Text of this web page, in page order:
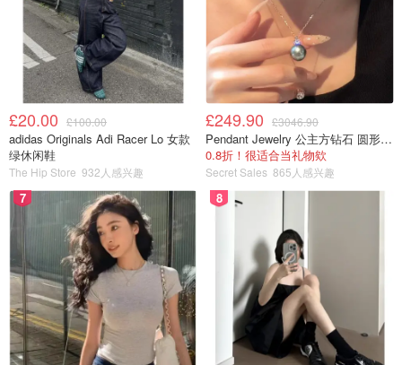
看起来做法很复杂，其实也只是拌一拌酱料，主要工作还是
电锅辛苦😜
🌐以下开始无脑凉菜料理～
莎莎酱豆腐🥫
材料：
豆腐一盒、柴鱼酱油1大勺、蒜1-2瓣切末、香菜2根切末、
番茄数颗或西红柿半颗切小块、柠檬汁3ml
做法：
£20.00 £100.00
adidas Originals Adi Racer Lo 女款
绿休闲鞋
The Hip Store 932人感兴趣
£249.90 £3046.90
Pendant Jewelry 公主方钻石 圆形大溪地珍珠吊坠 11-12mm
0.8折！很适合当礼物欸
Secret Sales 865人感兴趣
7 8